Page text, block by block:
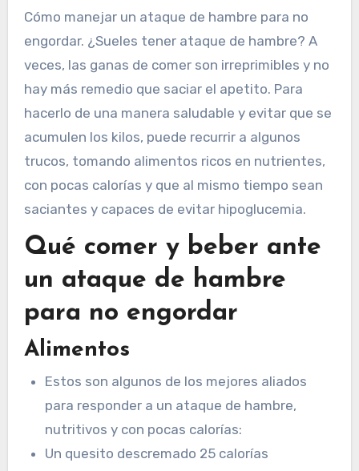
Cómo manejar un ataque de hambre para no
engordar. ¿Sueles tener ataque de hambre? A
veces, las ganas de comer son irreprimibles y no
hay más remedio que saciar el apetito. Para
hacerlo de una manera saludable y evitar que se
acumulen los kilos, puede recurrir a algunos
trucos, tomando alimentos ricos en nutrientes,
con pocas calorías y que al mismo tiempo sean
saciantes y capaces de evitar hipoglucemia.
Qué comer y beber ante
un ataque de hambre
para no engordar
Alimentos
Estos son algunos de los mejores aliados
para responder a un ataque de hambre,
nutritivos y con pocas calorías:
Un quesito descremado 25 calorías